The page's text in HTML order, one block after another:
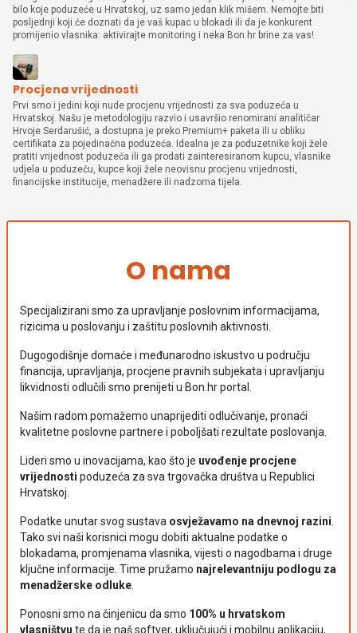
bilo koje poduzeće u Hrvatskoj, uz samo jedan klik mišem. Nemojte biti
posljednji koji će doznati da je vaš kupac u blokadi ili da je konkurent
promijenio vlasnika: aktivirajte monitoring i neka Bon.hr brine za vas!
Procjena vrijednosti
Prvi smo i jedini koji nude procjenu vrijednosti za sva poduzeća u
Hrvatskoj. Našu je metodologiju razvio i usavršio renomirani analitičar
Hrvoje Serdarušić, a dostupna je preko Premium+ paketa ili u obliku
certifikata za pojedinačna poduzeća. Idealna je za poduzetnike koji žele
pratiti vrijednost poduzeća ili ga prodati zainteresiranom kupcu, vlasnike
udjela u poduzeću, kupce koji žele neovisnu procjenu vrijednosti,
financijske institucije, menadžere ili nadzorna tijela.
O nama
Specijalizirani smo za upravljanje poslovnim informacijama,
rizicima u poslovanju i zaštitu poslovnih aktivnosti.
Dugogodišnje domaće i međunarodno iskustvo u području
financija, upravljanja, procjene pravnih subjekata i upravljanju
likvidnosti odlučili smo prenijeti u Bon.hr portal.
Našim radom pomažemo unaprijediti odlučivanje, pronaći
kvalitetne poslovne partnere i poboljšati rezultate poslovanja.
Lideri smo u inovacijama, kao što je uvođenje procjene
vrijednosti poduzeća za sva trgovačka društva u Republici
Hrvatskoj.
Podatke unutar svog sustava osvježavamo na dnevnoj razini
Tako svi naši korisnici mogu dobiti aktualne podatke o
blokadama, promjenama vlasnika, vijesti o nagodbama i druge
ključne informacije. Time pružamo najrelevantniju podlogu za
menadžerske odluke
Ponosni smo na činjenicu da smo 100% u hrvatskom
vlasništvu te da je naš softver, uključujući i mobilnu aplikaciju,